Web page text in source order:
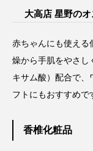
大高店 星野のオ
赤ちゃんにも使える
燥から手肌をやさし
キサム酸）配合で
フトにもおすすめで
香椎化粧品